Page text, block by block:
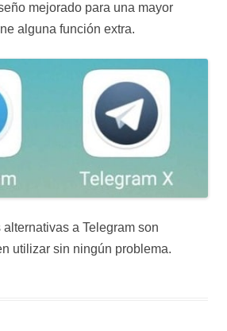
mejorado para una mayor
alguna función extra.
a Telegram son
utilizar sin ningún problema.